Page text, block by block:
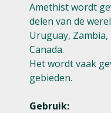
Amethist wordt
delen van de
Uruguay,
Canada.
Het wordt vaak
gebieden.
Gebruik: